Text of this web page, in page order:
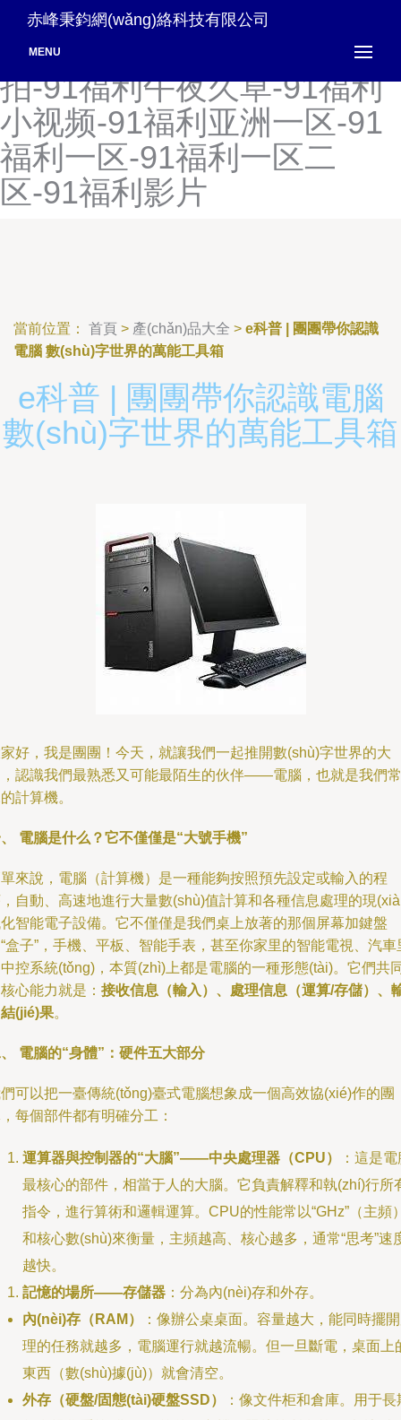
91福利网站-91福利网址-91
福利网址导航-91福利微
拍-91福利午夜久草-91福利
小视频-91福利亚洲一区-91
福利一区-91福利一区二
区-91福利影片
赤峰秉鈞網(wǎng)絡科技有限公司
MENU
當前位置： 首頁 > 產(chǎn)品大全 > e科普 | 團團帶你認識
電腦 數(shù)字世界的萬能工具箱
e科普 | 團團帶你認識電腦
數(shù)字世界的萬能工具箱
好，我是團團！今天，就讓我們一起推開數(shù)字世界的大
認識我們最熟悉又可能最陌生的伙伴——電腦，也就是我們常
計算機。
電腦是什么？它不僅僅是“大號手機”
來說，電腦（計算機）是一種能夠按照預先設定或輸入的程
自動、高速地進行大量數(shù)值計算和各種信息處理的現
智能電子設備。它不僅僅是我們桌上放著的那個屏幕加鍵盤
盒子”，手機、平板、智能手表，甚至你家里的智能電視、汽車
控系統(tǒng)，本質(zhì)上都是電腦的一種形態(tài)。它們共
心能力就是： 接收信息（輸入）、處理信息（運算/存儲）、
(jié)果。
電腦的“身體”：硬件五大部分
可以把一臺傳統(tǒng)臺式電腦想象成一個高效協(xié)作的團
每個部件都有明確分工：
運算器與控制器的“大腦”——中央處理器（CPU）
：這是
最核心的部件，相當于人的大腦。它負責解釋和執(zhí)行所
指令，進行算術和邏輯運算。CPU的性能常以“GHz”（主頻
和核心數(shù)來衡量，主頻越高、核心越多，通常“思考”速
越快。
記憶的場所——存儲器 ：分為內(nèi)存和外存。
內(nèi)存（RAM）
：像辦公桌桌面。容量越大，能同時擺
理的任務就越多，電腦運行就越流暢。但一旦斷電，桌面上
東西（數(shù)據(jù)）就會清空。
外存（硬盤/固態(tài)硬盤SSD）
：像文件柜和倉庫。用于長